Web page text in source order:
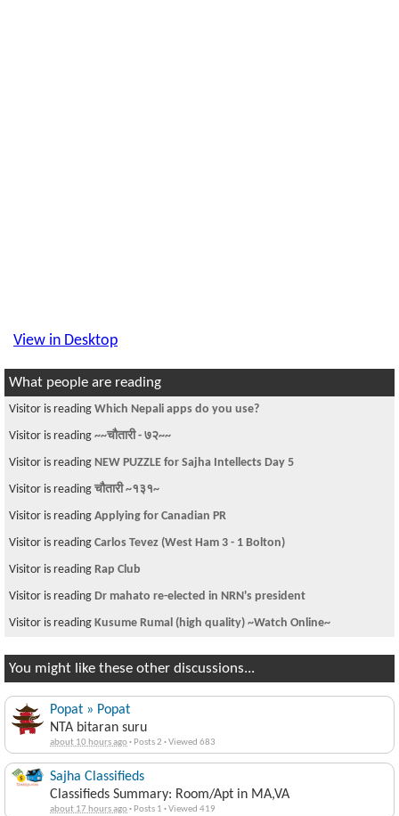
View in Desktop
What people are reading
Visitor is reading Which Nepali apps do you use?
Visitor is reading ~~चौतारी - ७२~~
Visitor is reading NEW PUZZLE for Sajha Intellects Day 5
Visitor is reading चौतारी ~१३१~
Visitor is reading Applying for Canadian PR
Visitor is reading Carlos Tevez (West Ham 3 - 1 Bolton)
Visitor is reading Rap Club
Visitor is reading Dr mahato re-elected in NRN's president
Visitor is reading Kusume Rumal (high quality) ~Watch Online~
You might like these other discussions...
Popat » Popat
NTA bitaran suru
about 10 hours ago· Posts 2 ·Viewed 683
Sajha Classifieds
Classifieds Summary: Room/Apt in MA,VA
about 17 hours ago· Posts 1 ·Viewed 419